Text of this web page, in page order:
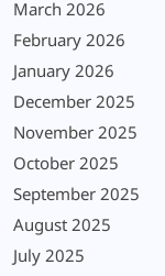
March 2026
February 2026
January 2026
December 2025
November 2025
October 2025
September 2025
August 2025
July 2025